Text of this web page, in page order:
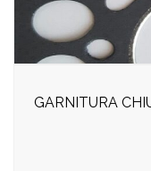
GARNITURA